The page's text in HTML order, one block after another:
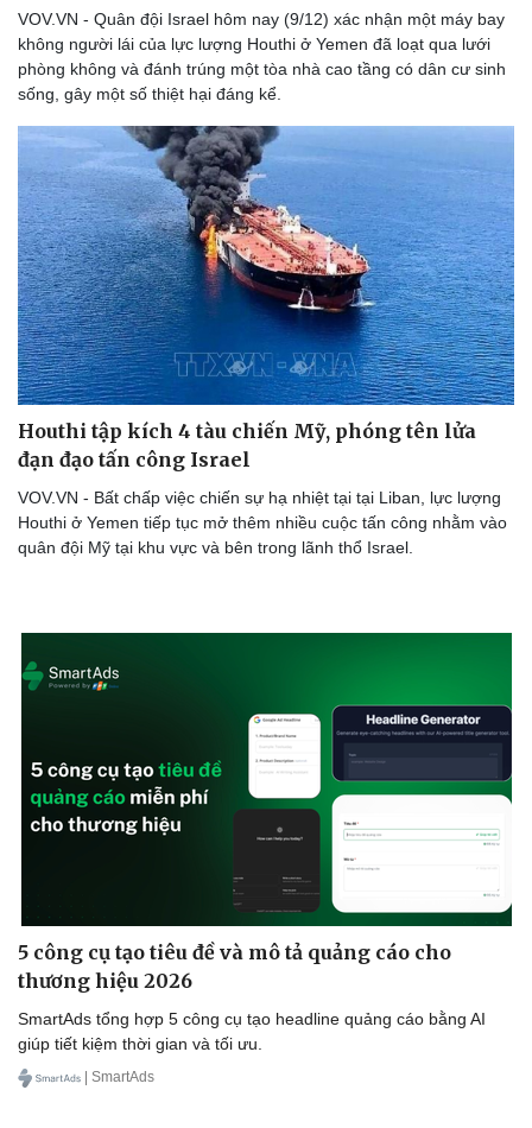
VOV.VN - Quân đội Israel hôm nay (9/12) xác nhận một máy bay
không người lái của lực lượng Houthi ở Yemen đã loạt qua lưới
phòng không và đánh trúng một tòa nhà cao tầng có dân cư sinh
sống, gây một số thiệt hại đáng kể.
Houthi tập kích 4 tàu chiến Mỹ, phóng tên lửa
đạn đạo tấn công Israel
VOV.VN - Bất chấp việc chiến sự hạ nhiệt tại tại Liban, lực lượng
Houthi ở Yemen tiếp tục mở thêm nhiều cuộc tấn công nhằm vào
quân đội Mỹ tại khu vực và bên trong lãnh thổ Israel.
5 công cụ tạo tiêu đề và mô tả quảng cáo cho
thương hiệu 2026
SmartAds tổng hợp 5 công cụ tạo headline quảng cáo bằng AI
giúp tiết kiệm thời gian và tối ưu.
| SmartAds